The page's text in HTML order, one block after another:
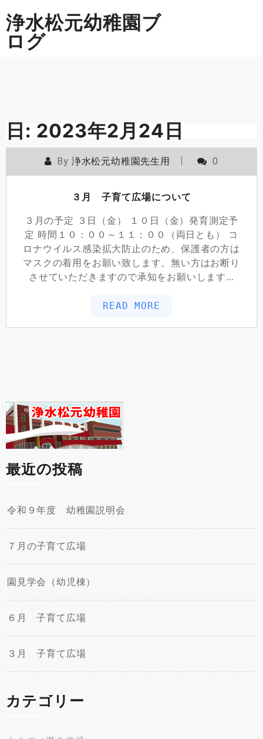
to
content
浄水松元幼稚園ブ
ログ
日: 2023年2月24日
By 浄水松元幼稚園先生用 0
３月 子育て広場について
３月の予定 ３日（金） １０日（金）発育測定予
定 時間１０：００～１１：００（両日とも） コ
ロナウイルス感染拡大防止のため、保護者の方は
マスクの着用をお願い致します。無い方はお断り
させていただきますので承知をお願いします…
READ MORE
最近の投稿
令和９年度 幼稚園説明会
７月の子育て広場
園見学会（幼児棟）
６月 子育て広場
３月 子育て広場
カテゴリー